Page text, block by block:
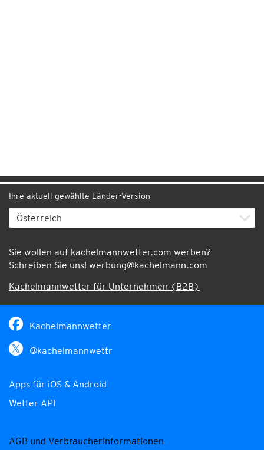
Ihre aktuell gewählte Länder-Version
Sie wollen auf kachelmannwetter.com werben?
Schreiben Sie uns! werbung@kachelmann.com
Kachelmannwetter für Unternehmen (B2B)
Kachelmannwetter
@kachelmannwettr
Apps für iOS & Android
Wetter API
AGB und Verbraucherinformationen